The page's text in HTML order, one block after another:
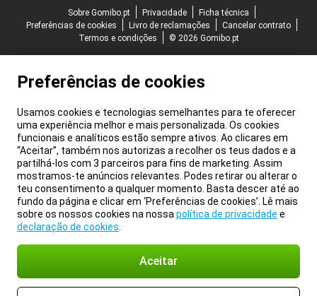
Sobre Gomibo.pt
Privacidade
Ficha técnica
Preferências de cookies
Livro de reclamações
Cancelar contrato
Termos e condições
© 2026 Gomibo.pt
Preferências de cookies
Usamos cookies e tecnologias semelhantes para te oferecer
uma experiência melhor e mais personalizada. Os cookies
funcionais e analíticos estão sempre ativos. Ao clicares em
“Aceitar”, também nos autorizas a recolher os teus dados e a
partilhá-los com 3 parceiros para fins de marketing. Assim
mostramos-te anúncios relevantes. Podes retirar ou alterar o
teu consentimento a qualquer momento. Basta descer até ao
fundo da página e clicar em ‘Preferências de cookies’. Lê mais
sobre os nossos cookies na nossa política de privacidade e
declaração de cookies
Aceitar